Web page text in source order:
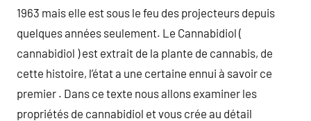
1963 mais elle est sous le feu des projecteurs depuis
quelques années seulement. Le Cannabidiol (
cannabidiol ) est extrait de la plante de cannabis, de
cette histoire, l’état a une certaine ennui à savoir ce
premier . Dans ce texte nous allons examiner les
propriétés de cannabidiol et vous crée au détail